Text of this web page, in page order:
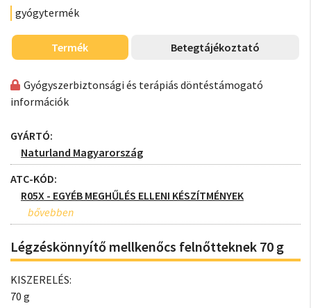
gyógytermék
Termék Betegtájékoztató
Gyógyszerbiztonsági és terápiás döntéstámogató
információk
GYÁRTÓ:
Naturland Magyarország
ATC-KÓD:
R05X - EGYÉB MEGHŰLÉS ELLENI KÉSZÍTMÉNYEK
Légzéskönnyítő mellkenőcs felnőtteknek 70 g
KISZERELÉS:
70 g